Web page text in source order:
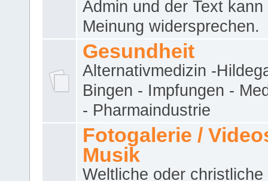
Admin und der Text kann
Meinung widersprechen.
Gesundheit
Alternativmedizin -
Bingen - Impfungen -
- Pharmaindustrie
Fotogalerie /
Musik
Weltliche oder christliche